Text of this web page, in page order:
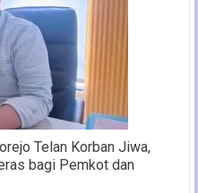
Telan Korban Jiwa,
bagi Pemkot dan